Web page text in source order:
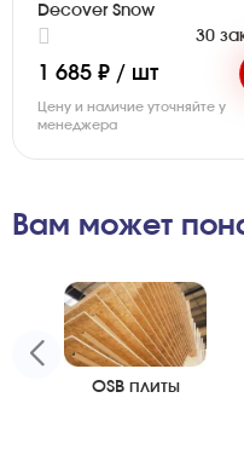
Decover Snow
30
1 685 ₽ / шт
Цену и наличие уточняйте у
менеджера
Вам может
OSB плиты